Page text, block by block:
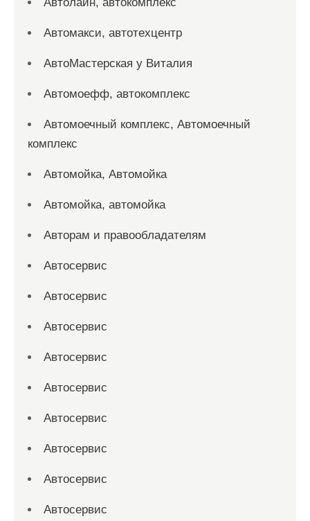
Автомакси, автотехцентр
АвтоМастерская у Виталия
Автомоефф, автокомплекс
Автомоечный комплекс, Автомоечный
комплекс
Автомойка, Автомойка
Автомойка, автомойка
Авторам и правообладателям
Автосервис
Автосервис
Автосервис
Автосервис
Автосервис
Автосервис
Автосервис
Автосервис
Автосервис